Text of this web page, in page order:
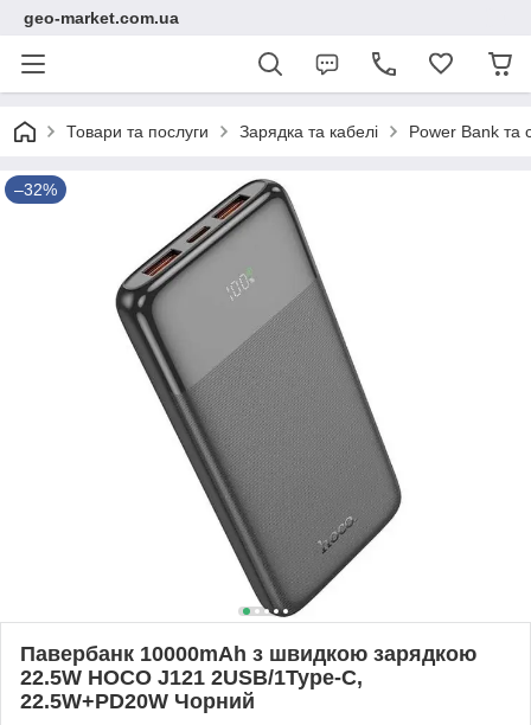
geo-market.com.ua
Товари та послуги Зарядка та кабелі Power Bank та
–32%
Павербанк 10000mAh з швидкою зарядкою
22.5W HOCO J121 2USB/1Type-C,
22.5W+PD20W Чорний